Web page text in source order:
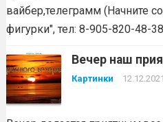
вайбер,телеграмм (Начните
фигурки", тел: 8-905-820-48-
Вечер наш
Картинки 12.12.2021